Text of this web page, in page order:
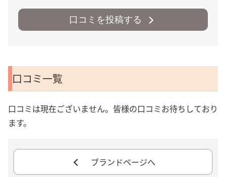
口コミを投稿する
口コミ一覧
口コミは現在ございません。皆様の口コミお待ちしており
ます。
ブランドページへ